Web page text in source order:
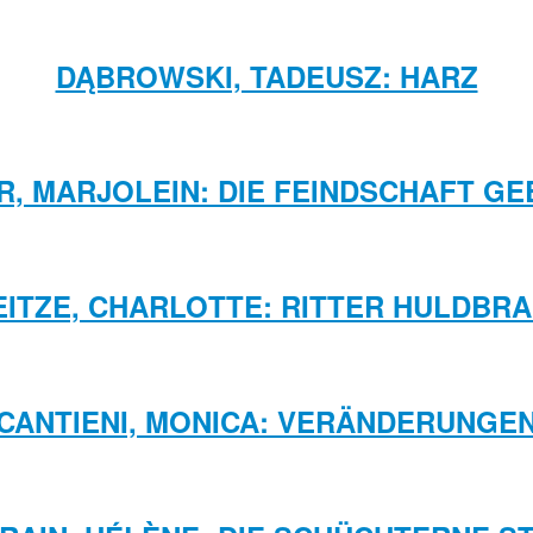
DĄBROWSKI, TADEUSZ: HARZ
MARJOLEIN: DIE FEINDSCHAFT
CHARLOTTE: RITTER
MONICA: